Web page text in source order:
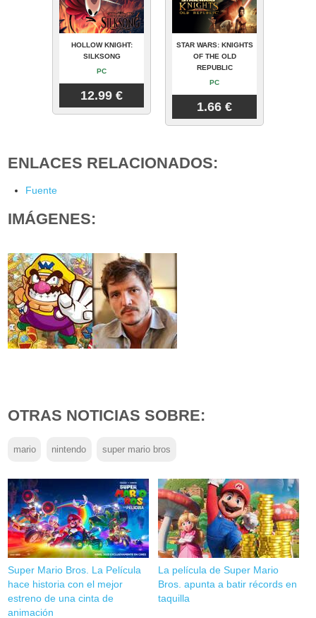
HOLLOW KNIGHT:
SILKSONG
PC
12.99 €
STAR WARS: KNIGHTS
OF THE OLD
REPUBLIC
PC
1.66 €
ENLACES RELACIONADOS:
Fuente
IMÁGENES:
OTRAS NOTICIAS SOBRE:
mario nintendo super mario bros
Super Mario Bros. La Película
hace historia con el mejor
estreno de una cinta de
animación
La película de Super Mario
Bros. apunta a batir récords en
taquilla